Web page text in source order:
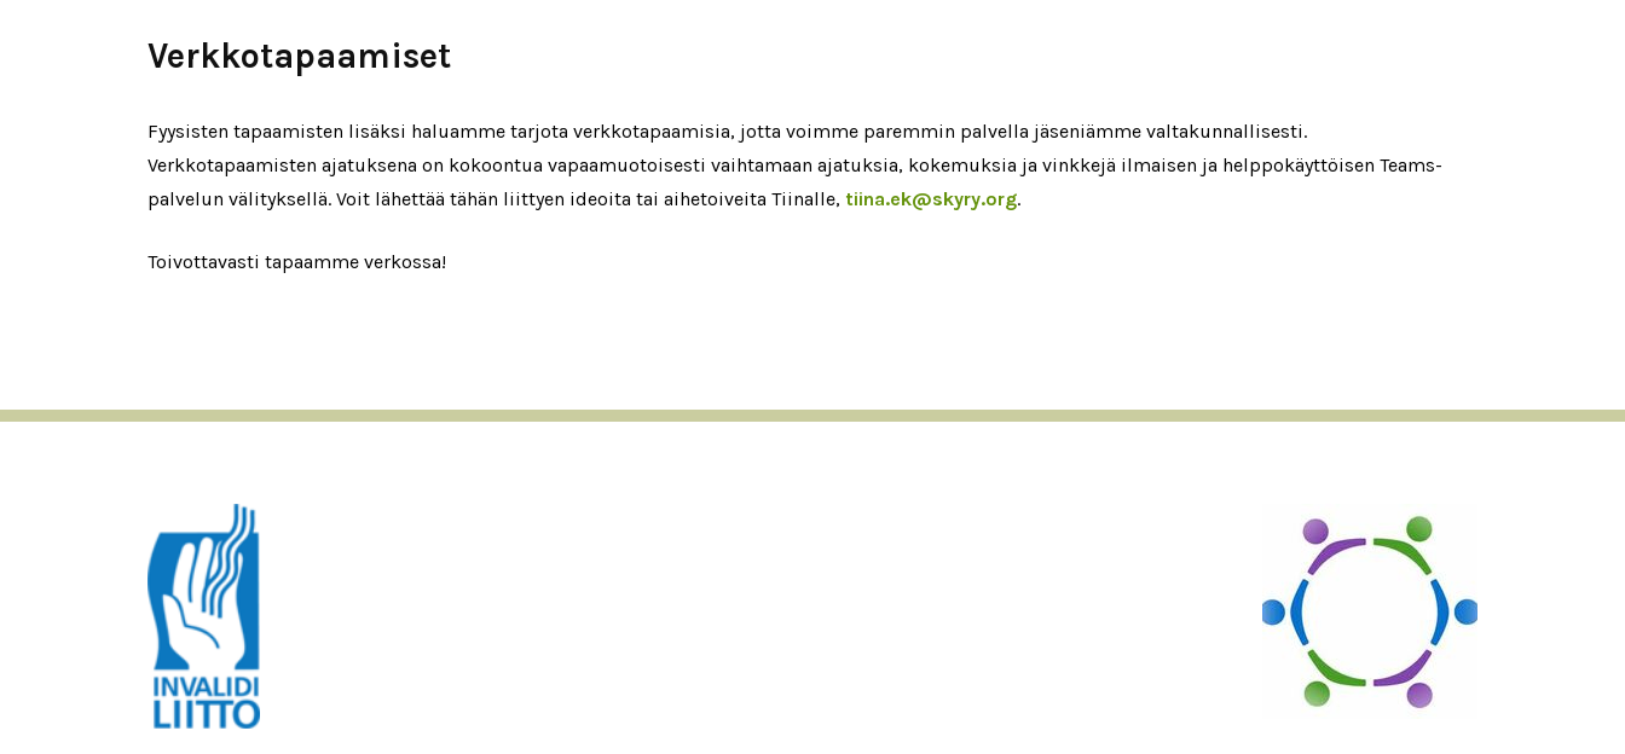
Verkkotapaamiset
Fyysisten tapaamisten lisäksi haluamme tarjota verkkotapaamisia, jotta voimme paremmin palvella jäseniämme valtakunnallisesti.
Verkkotapaamisten ajatuksena on kokoontua vapaamuotoisesti vaihtamaan ajatuksia, kokemuksia ja vinkkejä ilmaisen ja helppokäyttöisen Teams-
palvelun välityksellä. Voit lähettää tähän liittyen ideoita tai aihetoiveita Tiinalle, tiina.ek@skyry.org.
Toivottavasti tapaamme verkossa!